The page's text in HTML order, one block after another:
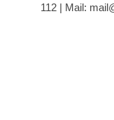
112 | Mail: